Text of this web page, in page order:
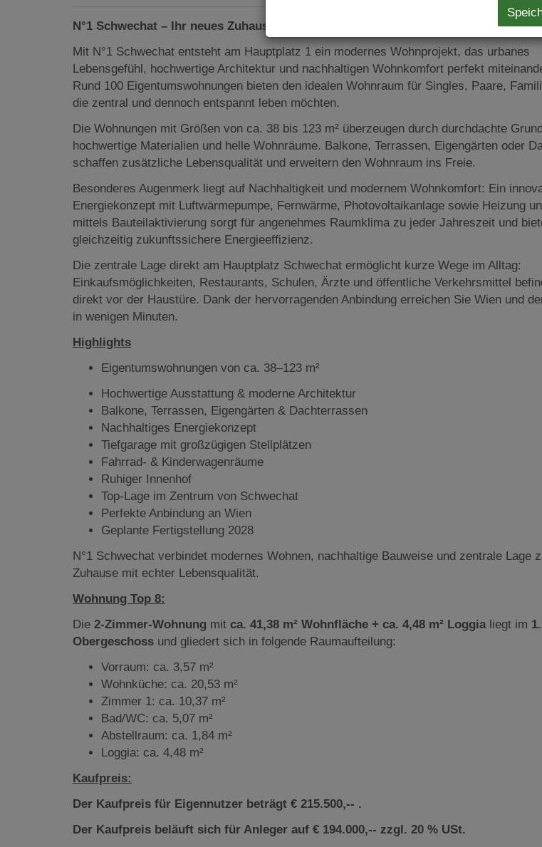
N°1 Schwechat – Ihr neues Zuhause im Herzen der Stadt
Mit N°1 Schwechat entsteht am Hauptplatz 1 ein modernes Wohnprojekt, das urbanes
Lebensgefühl, hochwertige Architektur und nachhaltigen Wohnkomfort perfekt
Rund 100 Eigentumswohnungen bieten den idealen Wohnraum für Singles, Paare,
die zentral und dennoch entspannt leben möchten.
Die Wohnungen mit Größen von ca. 38 bis 123 m² überzeugen durch durchdachte
hochwertige Materialien und helle Wohnräume. Balkone, Terrassen, Eigengärten oder
schaffen zusätzliche Lebensqualität und erweitern den Wohnraum ins Freie.
Besonderes Augenmerk liegt auf Nachhaltigkeit und modernem Wohnkomfort: Ein
Energiekonzept mit Luftwärmepumpe, Fernwärme, Photovoltaikanlage sowie Heizung
mittels Bauteilaktivierung sorgt für angenehmes Raumklima zu jeder Jahreszeit und
gleichzeitig zukunftssichere Energieeffizienz.
Die zentrale Lage direkt am Hauptplatz Schwechat ermöglicht kurze Wege im Alltag:
Einkaufsmöglichkeiten, Restaurants, Schulen, Ärzte und öffentliche Verkehrsmittel
direkt vor der Haustüre. Dank der hervorragenden Anbindung erreichen Sie Wien und
in wenigen Minuten.
Highlights
Eigentumswohnungen von ca. 38–123 m²
Hochwertige Ausstattung & moderne Architektur
Balkone, Terrassen, Eigengärten & Dachterrassen
Nachhaltiges Energiekonzept
Tiefgarage mit großzügigen Stellplätzen
Fahrrad- & Kinderwagenräume
Ruhiger Innenhof
Top-Lage im Zentrum von Schwechat
Perfekte Anbindung an Wien
Geplante Fertigstellung 2028
N°1 Schwechat verbindet modernes Wohnen, nachhaltige Bauweise und zentrale Lage
Zuhause mit echter Lebensqualität.
Wohnung Top 8:
Die 2-Zimmer-Wohnung mit ca. 41,38 m² Wohnfläche + ca. 4,48 m² Loggia liegt im 1.
Obergeschoss und gliedert sich in folgende Raumaufteilung:
Vorraum: ca. 3,57 m²
Wohnküche: ca. 20,53 m²
Zimmer 1: ca. 10,37 m²
Bad/WC: ca. 5,07 m²
Abstellraum: ca. 1,84 m²
Loggia: ca. 4,48 m²
Kaufpreis:
Der Kaufpreis für Eigennutzer beträgt € 215.500,-- .
Der Kaufpreis beläuft sich für Anleger auf € 194.000,-- zzgl. 20 % USt.